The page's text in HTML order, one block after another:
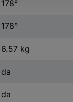
178°
178°
6.57 kg
da
da